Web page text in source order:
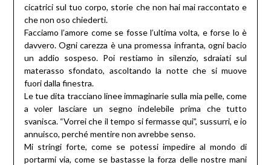
cicatrici sul tuo corpo, storie che non hai mai raccontato e
che non oso chiederti.
Facciamo l’amore come se fosse l’ultima volta, e forse lo è
davvero. Ogni carezza è una promessa infranta, ogni bacio
un addio sospeso. Poi restiamo in silenzio, sdraiati sul
materasso sfondato, ascoltando la notte che si muove
fuori dalla finestra.
Le tue dita tracciano linee immaginarie sulla mia pelle, come
a voler lasciare un segno indelebile prima che tutto
svanisca. “Vorrei che il tempo si fermasse qui”, sussurri, e io
annuisco, perché mentire non avrebbe senso.
Mi stringi forte, come se potessi impedire al mondo di
portarmi via, come se bastasse la forza delle nostre mani